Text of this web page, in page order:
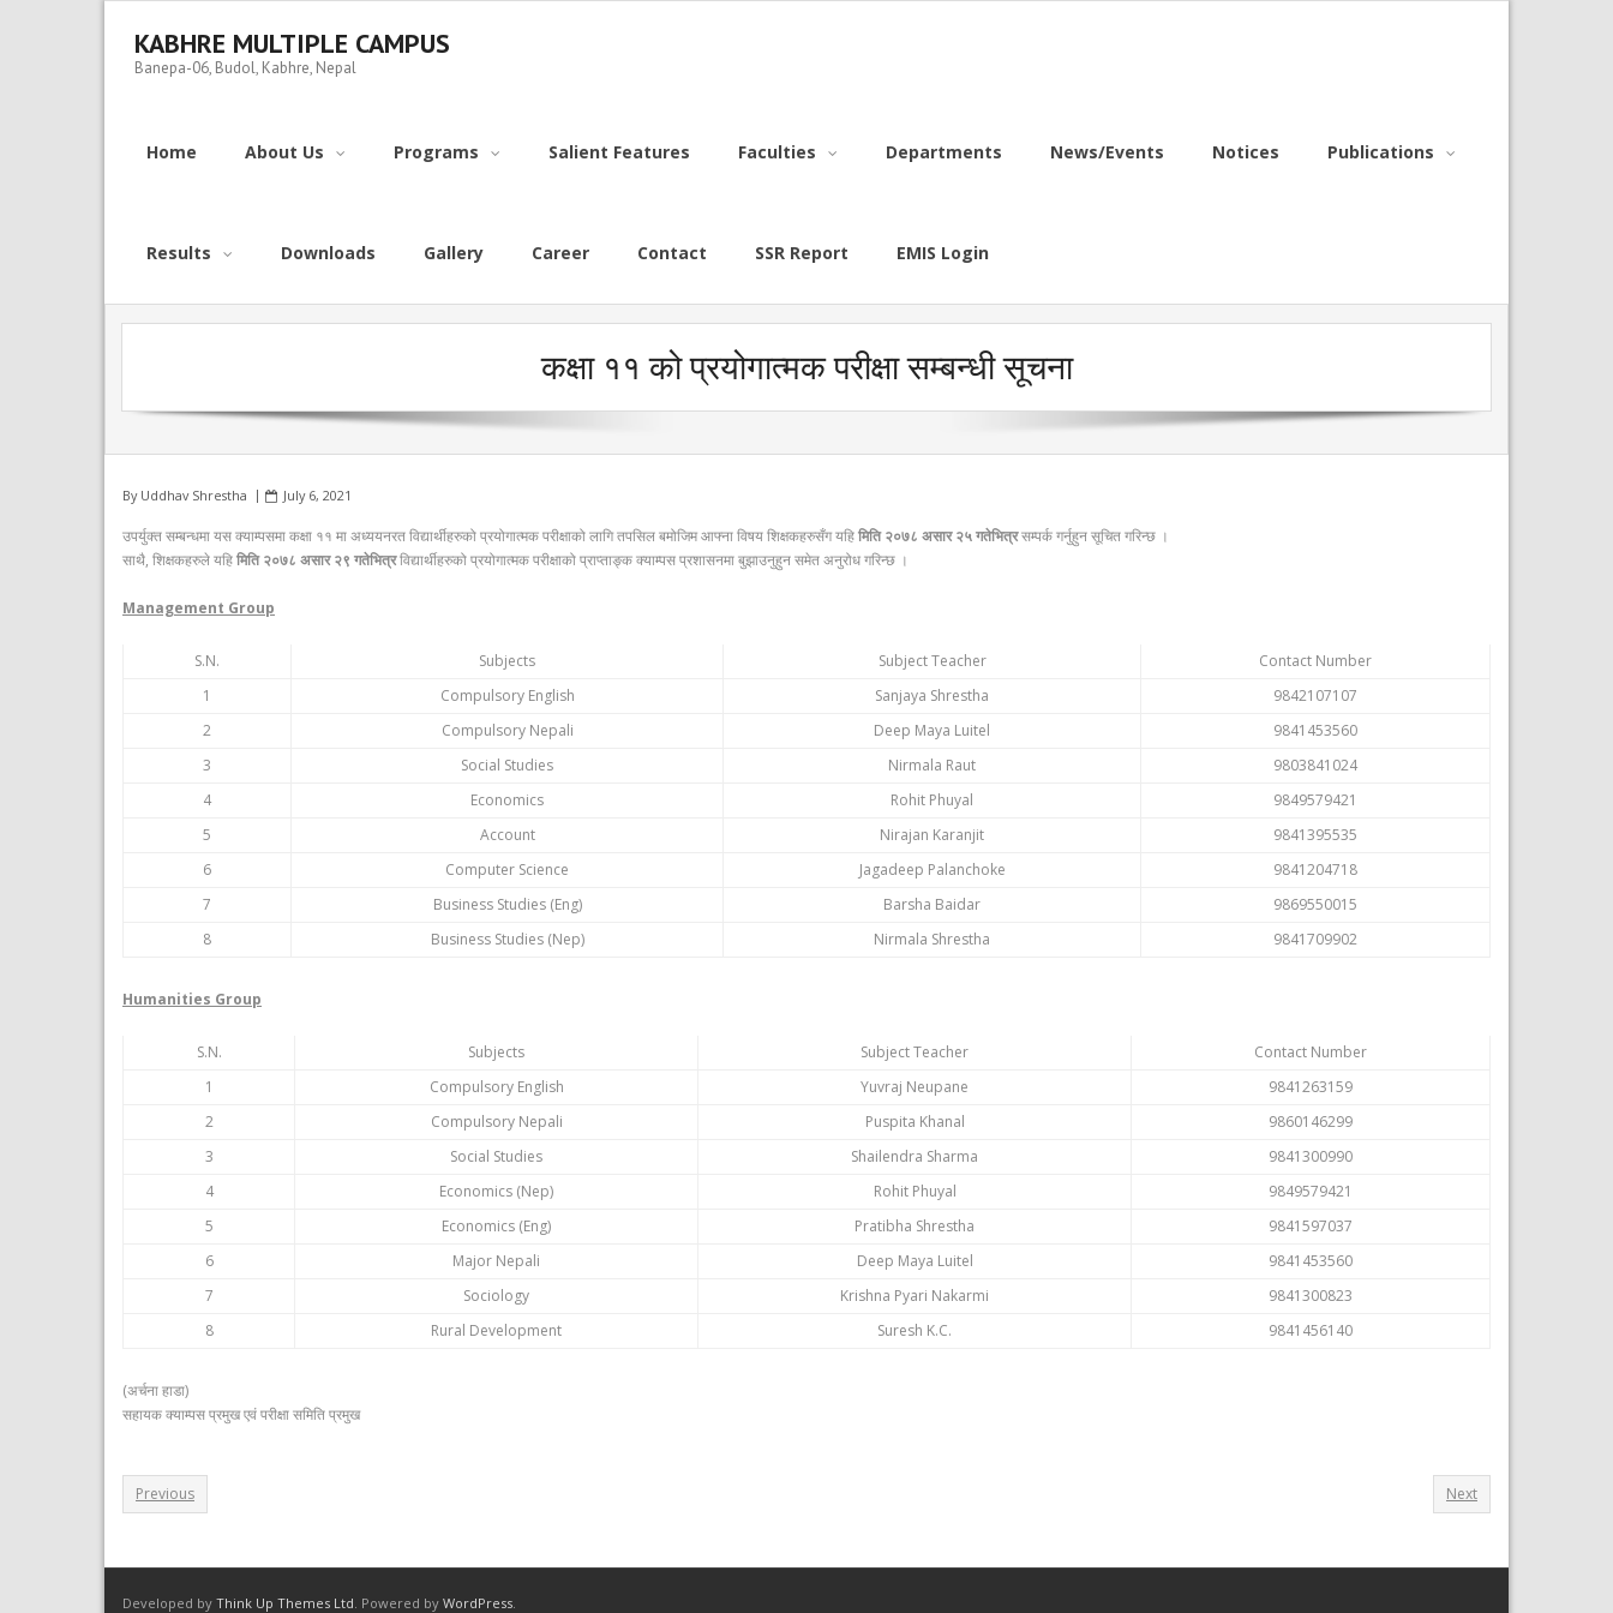
contentKABHRE MULTIPLE CAMPUS
Banepa-06, Budol, Kabhre, Nepal
Home About Us Programs Salient Features Faculties Departments News/Events Notices Publications
Results Downloads Gallery Career Contact SSR Report EMIS Login
कक्षा ११ को प्रयोगात्मक परीक्षा सम्बन्धी सूचना
By Uddhav Shrestha July 6, 2021
उपर्युक्त सम्बन्धमा यस क्याम्पसमा कक्षा ११ मा अध्ययनरत विद्यार्थीहरुको प्रयोगात्मक परीक्षाको लागि तपसिल बमोजिम आफ्ना विषय शिक्षकहरुसँग यहिमिति २०७८ असार २५ गतेभित्रसम्पर्क गर्नुहुन सूचित गरिन्छ ।
साथै, शिक्षकहरुले यहिमिति २०७८ असार २९ गतेभित्रविद्यार्थीहरुको प्रयोगात्मक परीक्षाको प्राप्ताङ्क क्याम्पस प्रशासनमा बुझाउनुहुन समेत अनुरोध गरिन्छ ।
Management Group
S.N. Subjects Subject Teacher
Contact Number
1
Compulsory English Sanjaya Shrestha
9842107107
2
Compulsory Nepali Deep Maya Luitel
9841453560
3
Social Studies Nirmala Raut
9803841024
4
Economics Rohit Phuyal
9849579421
5
Account Nirajan Karanjit
9841395535
6
Computer Science Jagadeep Palanchoke
9841204718
7
Business Studies (Eng) Barsha Baidar
9869550015
8
Business Studies (Nep) Nirmala Shrestha 9841709902
Humanities Group
S.N. Subjects Subject Teacher
Contact Number
1
Compulsory English Yuvraj Neupane
9841263159
2
Compulsory Nepali Puspita Khanal
9860146299
3
Social Studies Shailendra Sharma
9841300990
4
Economics (Nep) Rohit Phuyal
9849579421
5
Economics (Eng) Pratibha Shrestha
9841597037
6
Major Nepali Deep Maya Luitel
9841453560
7
Sociology Krishna Pyari Nakarmi
9841300823
8
Rural Development Suresh K.C. 9841456140
(अर्चना हाडा)
सहायक क्याम्पस प्रमुख एवं परीक्षा समिति प्रमुख
Previous Next
Developed by Think Up Themes Ltd. Powered by WordPress.